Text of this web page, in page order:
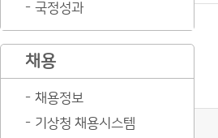
국정성과
채용
채용정보
기상청 채용시스템